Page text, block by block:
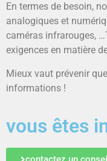
En termes de besoin,
analogiques et
caméras infrarouges,
exigences en matière
Mieux vaut prévenir
informations !
vous êtes